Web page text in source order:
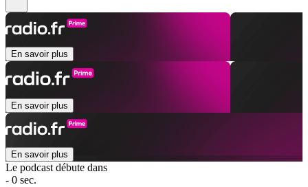
En savoir plus
En savoir plus
En savoir plus
Le podcast débute dans
- 0 sec.